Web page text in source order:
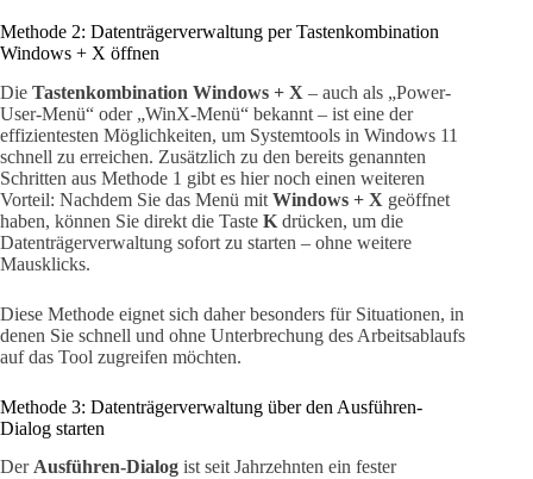
Methode 2: Datenträgerverwaltung per Tastenkombination
Windows + X öffnen
Die Tastenkombination Windows + X – auch als „Power-
User-Menü“ oder „WinX-Menü“ bekannt – ist eine der
effizientesten Möglichkeiten, um Systemtools in Windows 11
schnell zu erreichen. Zusätzlich zu den bereits genannten
Schritten aus Methode 1 gibt es hier noch einen weiteren
Vorteil: Nachdem Sie das Menü mit Windows + X geöffnet
haben, können Sie direkt die Taste K drücken, um die
Datenträgerverwaltung sofort zu starten – ohne weitere
Mausklicks.
Diese Methode eignet sich daher besonders für Situationen, in
denen Sie schnell und ohne Unterbrechung des Arbeitsablaufs
auf das Tool zugreifen möchten.
Methode 3: Datenträgerverwaltung über den Ausführen-
Dialog starten
Der Ausführen-Dialog ist seit Jahrzehnten ein fester